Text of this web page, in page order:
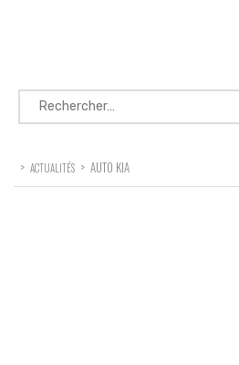
Rechercher :
> ACTUALITÉS > AUTO KIA